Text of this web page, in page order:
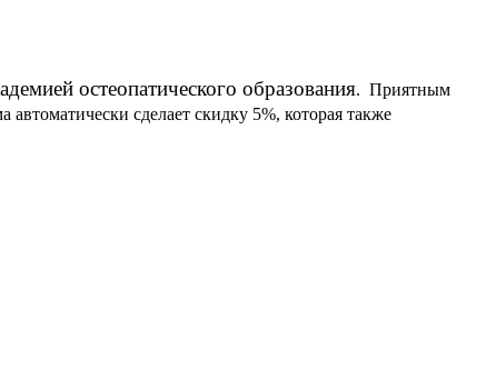
остеопатического образования. Приятным
сделает скидку 5%, которая также